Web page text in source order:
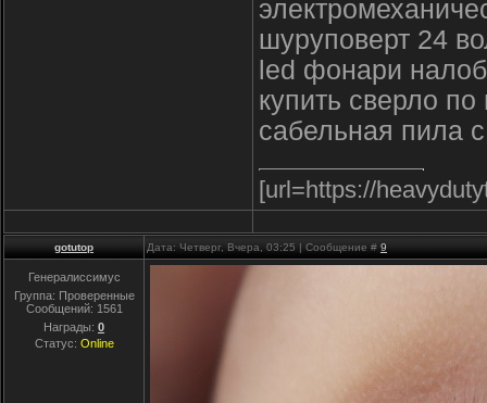
шуруповерт 24
led фонари
купить сверло
сабельная пила
[url=https://
gotutop Дата: Четверг, Вчера, 03:25 | Сообщение # 9
Генералиссимус
Группа: Проверенные
Сообщений: 1561
Награды: 0
Статус: Online